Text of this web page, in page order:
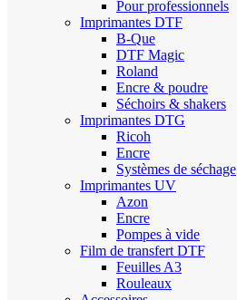
Pour professionnels
Imprimantes DTF
B-Que
DTF Magic
Roland
Encre & poudre
Séchoirs & shakers
Imprimantes DTG
Ricoh
Encre
Systèmes de séchage
Imprimantes UV
Azon
Encre
Pompes à vide
Film de transfert DTF
Feuilles A3
Rouleaux